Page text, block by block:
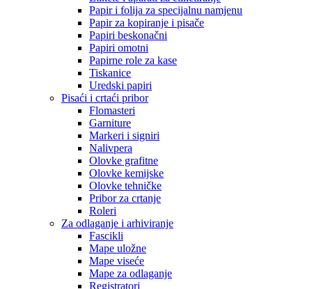
Papir i folija za specijalnu namjenu
Papir za kopiranje i pisače
Papiri beskonačni
Papiri omotni
Papirne role za kase
Tiskanice
Uredski papiri
Pisaći i crtaći pribor
Flomasteri
Garniture
Markeri i signiri
Nalivpera
Olovke grafitne
Olovke kemijske
Olovke tehničke
Pribor za crtanje
Roleri
Za odlaganje i arhiviranje
Fascikli
Mape uložne
Mape viseće
Mape za odlaganje
Registratori